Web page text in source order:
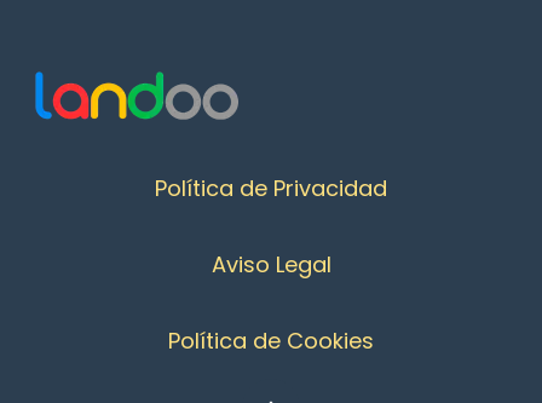
Política de Privacidad
Aviso Legal
Política de Cookies